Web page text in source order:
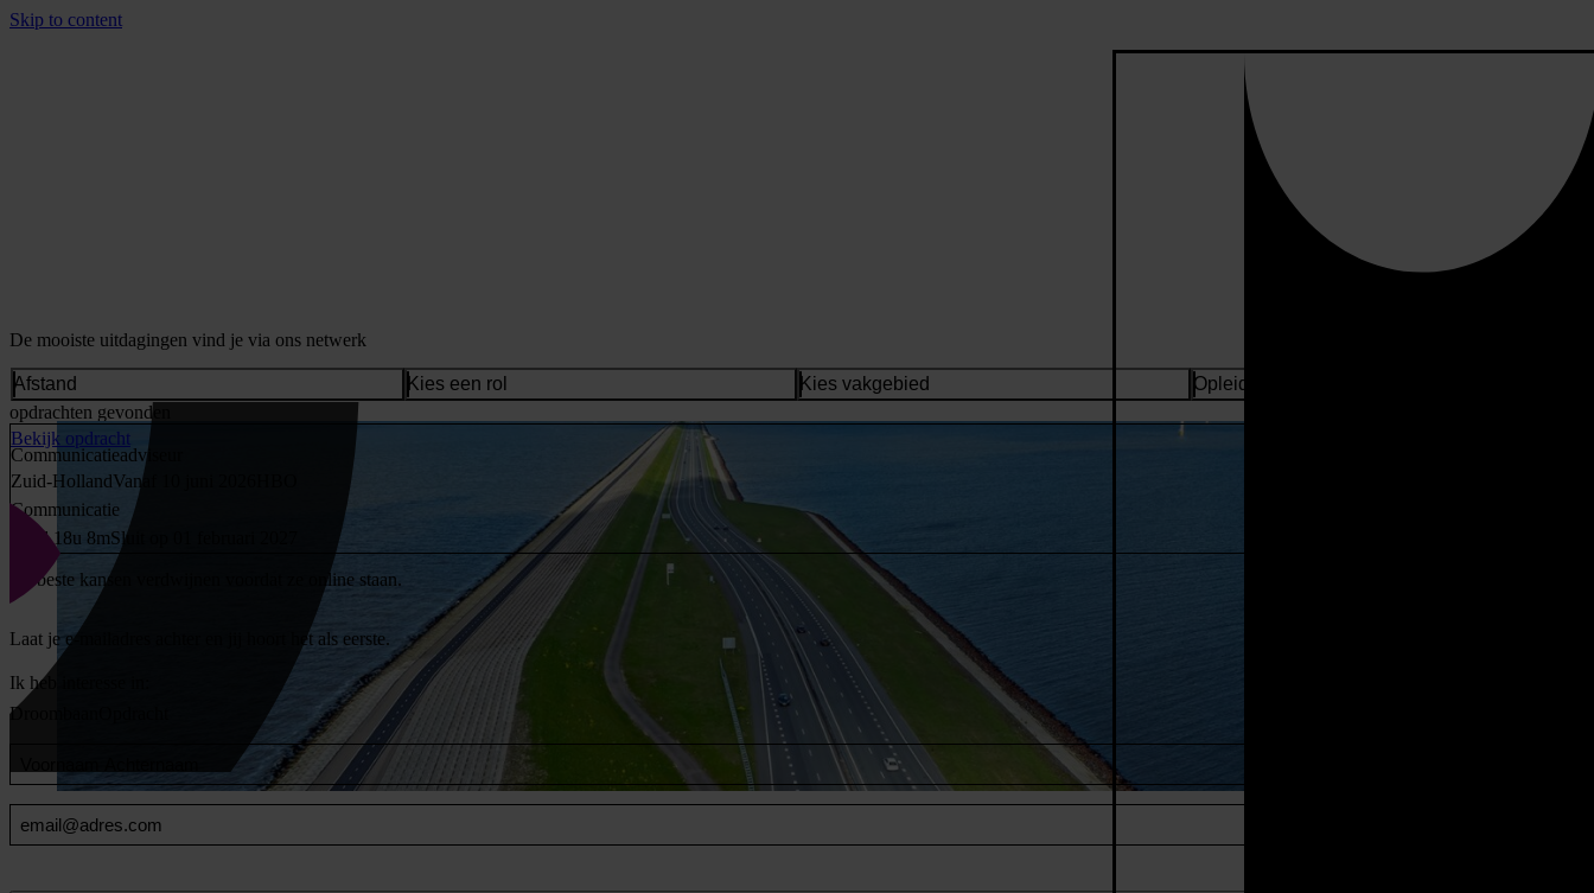
Skip to content
De mooiste uitdagingen vind je via ons netwerk
Afstand Kies een rol Kies vakgebied
Opleidingsniveau
opdrachten gevonden
Communicatieadviseur
Zuid-HollandVanaf 10 juni 2026
Communicatie
176d 18u 8mSluit op 01 februari 2027
Bekijk opdracht
De beste kansen verdwijnen voordat ze online staan.
Laat je e-mailadres achter en jij hoort het als eerste.
Ik heb interesse in:
Droombaan
en
Achternaam
(Vereist)